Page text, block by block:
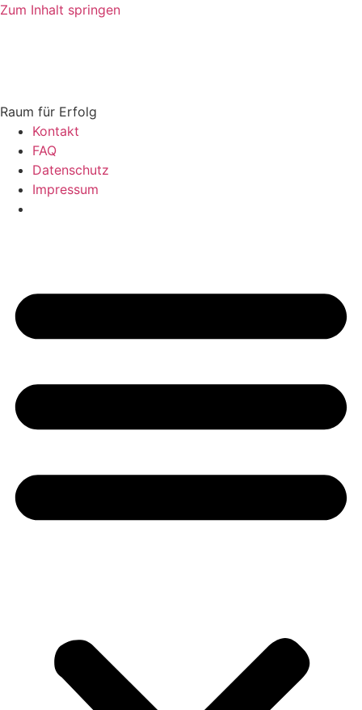
Zum Inhalt springen
Raum für Erfolg
Kontakt
FAQ
Datenschutz
Impressum